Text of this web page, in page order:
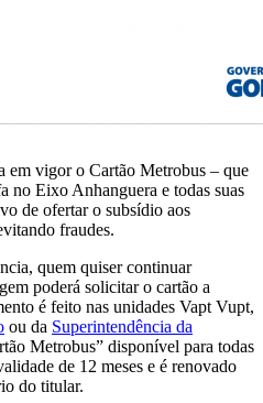
em vigor o Cartão Metrobus – que
no Eixo Anhanguera e todas suas
de ofertar o subsídio aos
fraudes.
quem quiser continuar
poderá solicitar o cartão a
é feito nas unidades Vapt Vupt,
ou da Superintendência da
Metrobus” disponível para todas
de 12 meses e é renovado
do titular.